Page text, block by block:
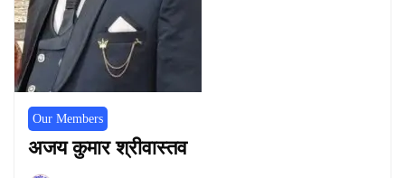
Our Members
अजय कुमार श्रीवास्तव